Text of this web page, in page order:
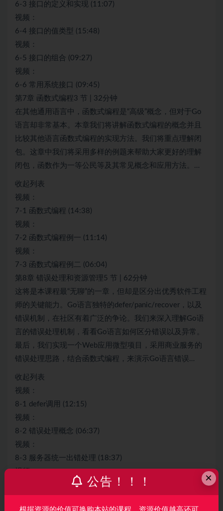
6-3 接口的定义和实现 (11:07)
视频：
6-4 接口的值类型 (15:48)
视频：
6-5 接口的组合 (09:27)
视频：
6-6 常用系统接口 (09:45)
第7章 函数式编程3 节 | 32分钟
在其他通用语言中，函数式编程是“高级”概念，但对于Go
语言却非常基本。本章我们将讲解函数式编程的概念并且
比较其他语言函数式编程的实现方法。我们将重点理解闭
包。这章中我们将采用多样的例题来帮助大家更好的理解
闭包，函数作为一等公民等及其常见概念和应用方法。…
收起列表
视频：
7-1 函数式编程 (14:38)
视频：
7-2 函数式编程例一 (11:14)
视频：
7-3 函数式编程例二 (06:04)
第8章 错误处理和资源管理5 节 | 62分钟
这将是本课程最“无聊”的一章，但却是区分出优秀软件工程
师的关键能力。Go语言独特的defer/panic/recover，以及
错误机制，在社区有着广泛的争论。我们来深入理解Go语
言的错误处理机制，看看Go语言如何区分错误以及异常。
最后，我们实现一个Web应用微型项目，采用商业服务的
错误处理思路，结合函数式编程，来演示Go语言错误…
收起列表
视频：
8-1 defer调用 (12:15)
视频：
8-2 错误处理概念 (06:37)
视频：
8-3 服务器统一出错处理 (18:37)
8-4 panic和recover (07:39)
×
公告！！！